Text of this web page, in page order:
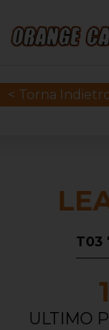
< Torna
T03
ULTIMO